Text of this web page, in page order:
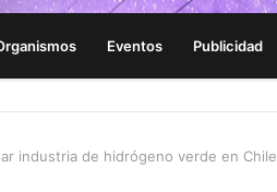
Eventos Publicidad
industria de hidrógeno verde en Chile